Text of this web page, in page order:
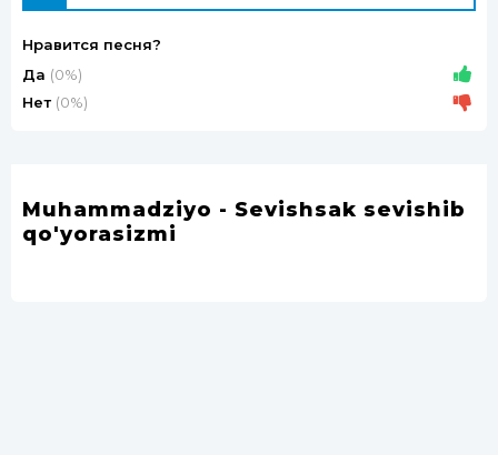
Нравится песня?
Да (0%)
Нет (0%)
Muhammadziyo - Sevishsak sevishib
qo'yorasizmi